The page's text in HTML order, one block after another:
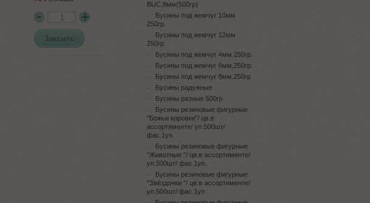
Заказать
BUC,8мм(500гр)
Бусины под жемчуг 10мм
250гр.
Бусины под жемчуг 12мм
250гр
Бусины под жемчуг 4мм.250гр.
Бусины под жемчуг 6мм,250гр.
Бусины под жемчуг 8мм,250гр
Бусины радужные
Бусины разные 500гр
Бусины резиновые фигурные
"Божьи коровки"/ цв.в
ассортименте/ уп.500шт/
фас.1уп.
Бусины резиновые фигурные
"Животные "/ цв.в ассортименте/
уп.500шт/ фас.1уп.
Бусины резиновые фигурные
"Звёздочки "/ цв.в ассортименте/
уп.500шт/ фас.1уп.